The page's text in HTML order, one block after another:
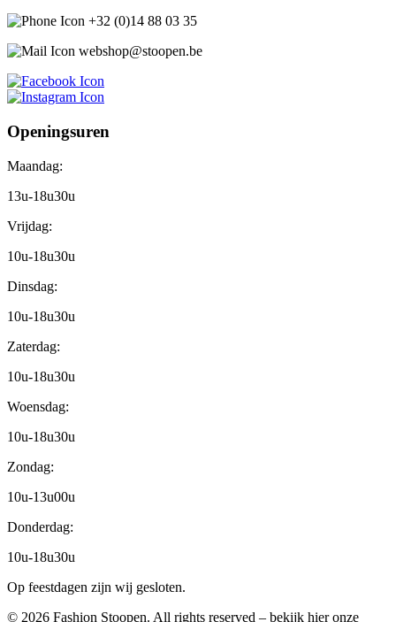
+32 (0)14 88 03 35
webshop@stoopen.be
Openingsuren
Maandag:
13u-18u30u
Vrijdag:
10u-18u30u
Dinsdag:
10u-18u30u
Zaterdag:
10u-18u30u
Woensdag:
10u-18u30u
Zondag:
10u-13u00u
Donderdag:
10u-18u30u
Op feestdagen zijn wij gesloten.
© 2026 Fashion Stoopen. All rights reserved – bekijk hier onze